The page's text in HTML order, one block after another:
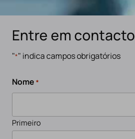
Entre em contacto
"*" indica campos obrigatórios
Nome *
Primeiro